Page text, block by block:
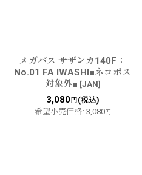
メガバス サザンカ140F：
No.01 FA IWASHI■ネコポス
対象外■ [JAN]
3,080円(税込)
希望小売価格: 3,080円